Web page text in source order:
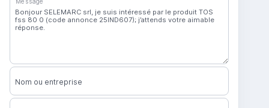
Nom ou entreprise